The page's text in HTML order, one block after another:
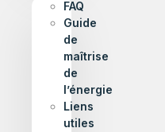
FAQ
Guide
de
maîtrise
de
l’énergie
Liens
utiles